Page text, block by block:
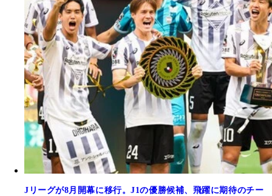
Jリーグが8月開幕に移行。J1の優勝候補、飛躍に期待のチー